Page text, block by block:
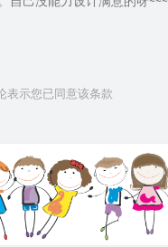
表示您已同意该条款